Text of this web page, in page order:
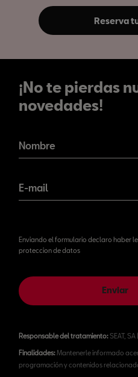
Reserva
¡No te pierdas
novedades!
novedades!
Nombre
E-mail
Enviando el formulario declaro haber
proteccion de datos
Enviar
Responsable del tratamiento:SEAT, SA
Finalidades:Mantenerle informado
programación y contenidos